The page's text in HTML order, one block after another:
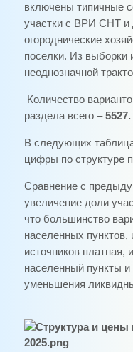
включены типичные
участки с ВРИ СНТ и
огороднические
поселки. Из выборки
неоднозначной
Количество
раздела всего –5527.
В следующих
цифры по структуре
Сравнение с
увеличение доли
что большинство
населенных пунктов,
источников
населенный пункты и
уменьшения